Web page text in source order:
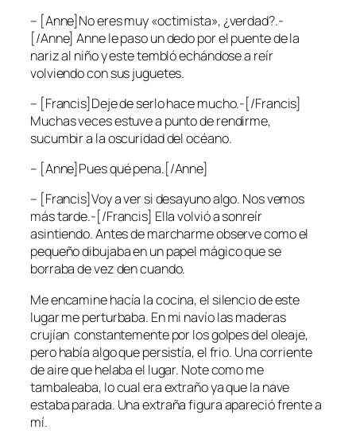
– [Anne]No eres muy «octimista», ¿verdad?.-
[/Anne] Anne le paso un dedo por el puente de la
nariz al niño y este tembló echándose a reír
volviendo con sus juguetes.
– [Francis]Deje de serlo hace mucho.-[/Francis]
Muchas veces estuve a punto de rendirme,
sucumbir a la oscuridad del océano.
– [Anne]Pues qué pena.[/Anne]
– [Francis]Voy a ver si desayuno algo. Nos vemos
más tarde.-[/Francis] Ella volvió a sonreír
asintiendo. Antes de marcharme observe como el
pequeño dibujaba en un papel mágico que se
borraba de vez den cuando.
Me encamine hacía la cocina, el silencio de este
lugar me perturbaba. En mi navío las maderas
crujían constantemente por los golpes del oleaje,
pero había algo que persistía, el frio. Una corriente
de aire que helaba el lugar. Note como me
tambaleaba, lo cual era extraño ya que la nave
estaba parada. Una extraña figura apareció frente a
mí.